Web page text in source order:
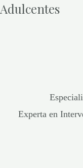
Adulcentes
Experta en